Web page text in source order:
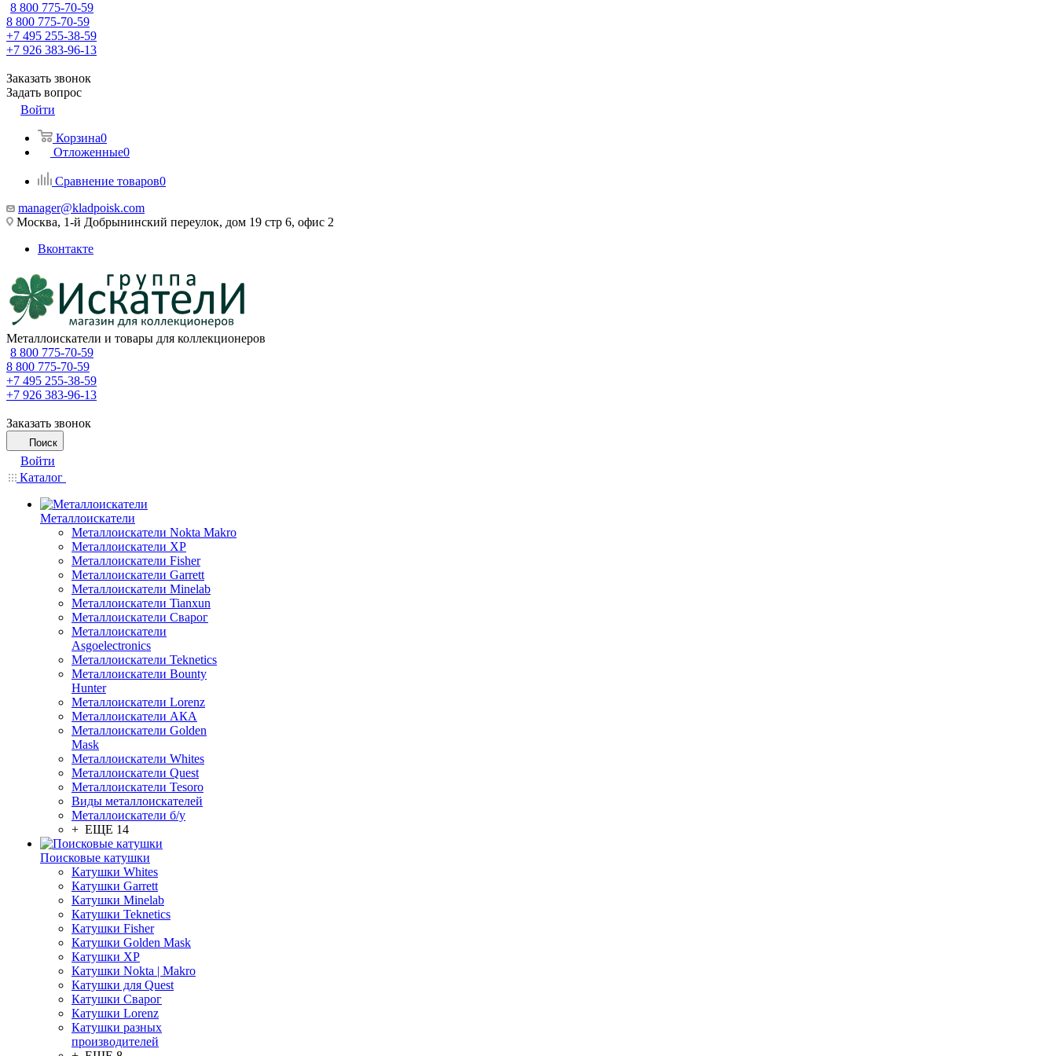
8 800 775-70-59
8 800 775-70-59
+7 495 255-38-59
+7 926 383-96-13
Заказать звонок
Задать вопрос
Войти
Корзина0
Отложенные0
Сравнение товаров0
manager@kladpoisk.com
Москва, 1-й Добрынинский переулок, дом 19 стр 6, офис 2
Вконтакте
Металлоискатели и товары для коллекционеров
8 800 775-70-59
8 800 775-70-59
+7 495 255-38-59
+7 926 383-96-13
Заказать звонок
Поиск
Войти
Каталог
Металлоискатели
Металлоискатели Nokta Makro
Металлоискатели XP
Металлоискатели Fisher
Металлоискатели Garrett
Металлоискатели Minelab
Металлоискатели Tianxun
Металлоискатели Сварог
Металлоискатели
Asgoelectronics
Металлоискатели Teknetics
Металлоискатели Bounty
Hunter
Металлоискатели Lorenz
Металлоискатели АКА
Металлоискатели Golden
Mask
Металлоискатели Whites
Металлоискатели Quest
Металлоискатели Tesoro
Виды металлоискателей
Металлоискатели б/у
+ ЕЩЕ 14
Поисковые катушки
Катушки Whites
Катушки Garrett
Катушки Minelab
Катушки Teknetics
Катушки Fisher
Катушки Golden Mask
Катушки XP
Катушки Nokta | Makro
Катушки для Quest
Катушки Сварог
Катушки Lorenz
Катушки разных
производителей